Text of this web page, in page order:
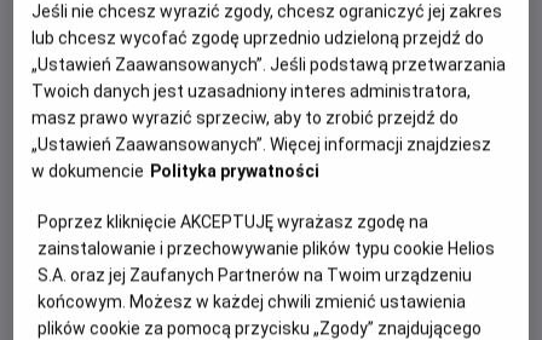
PREMIERA
31 lipca 2026
REŻYSERIA
Destin Daniel Cretton
SCENARIUSZ
Chris McKenna, Erik
Sommers
OBSADA
Jacob Batalon, Tramell Tillman, Michael Mando
WIĘCEJ SZCZEGÓŁÓW
GODZINY SEANSÓW
DZISIAJ, 6 SIERPNIA 2026
DZISIAJ,
20262D, dubbing 2D, dubbing
13:30
3D, dubbing
14:20
2D, napisy
Jeśli nie chcesz wyrazić zgody, chcesz ograniczyć jej zakres
lub chcesz wycofać zgodę uprzednio udzieloną przejdź do
„Ustawień Zaawansowanych”. Jeśli podstawą przetwarzania
Twoich danych jest uzasadniony interes administratora,
masz prawo wyrazić sprzeciw, aby to zrobić przejdź do
„Ustawień Zaawansowanych”. Więcej informacji znajdziesz
w dokumencie Polityka prywatności
Poprzez kliknięcie AKCEPTUJĘ wyrażasz zgodę na
zainstalowanie i przechowywanie plików typu cookie Helios
S.A. oraz jej Zaufanych Partnerów na Twoim urządzeniu
końcowym. Możesz w każdej chwili zmienić ustawienia
plików cookie za pomocą przycisku „Zgody” znajdującego